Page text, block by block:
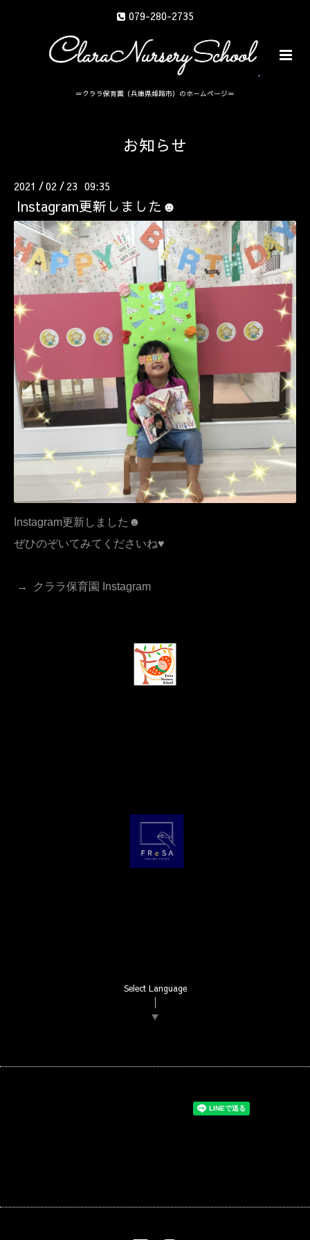
079-280-2735
＝クララ保育園（兵庫県姫路市）のホームページ＝
お知らせ
2021 /02 / 23 09:35
Instagram更新しました☻
Instagram更新しました☻
ぜひのぞいてみてくださいね♥
→ クララ保育園 Instagram
Select Language
▼